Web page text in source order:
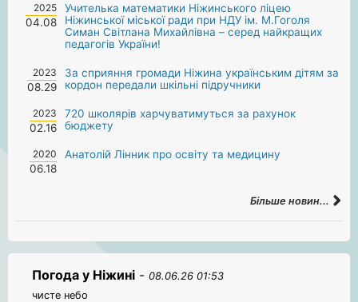
2025
04.08
Учителька математики Ніжинського ліцею
Ніжинської міської ради при НДУ ім. М.Гоголя
Симан Світлана Михайлівна – серед найкращих
педагогів України!
2023
08.29
За сприяння громади Ніжина українським дітям за
кордон передали шкільні підручники
2023
02.16
720 школярів харчуватимуться за рахунок
бюджету
2020
06.18
Анатолій Лінник про освіту та медицину
Більше новин...
Погода у Ніжині - 08.06.26 01:53
чисте небо